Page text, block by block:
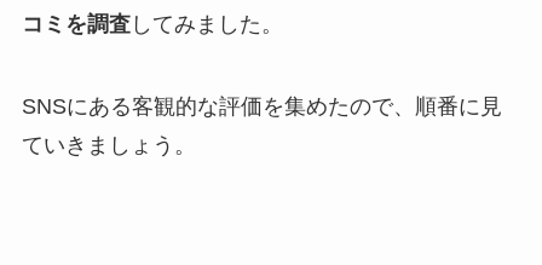
コミを調査してみました。
SNSにある客観的な評価を集めたので、順番に見
ていきましょう。